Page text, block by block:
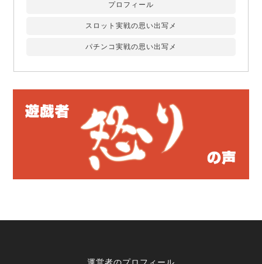
プロフィール
スロット実戦の思い出写メ
パチンコ実戦の思い出写メ